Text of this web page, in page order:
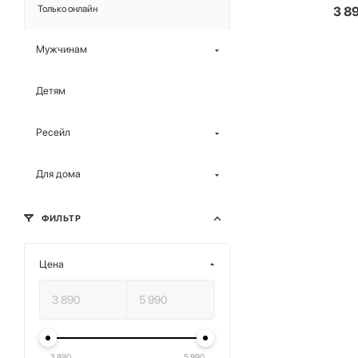
3
Только онлайн
Мужчинам
Детям
Ресейл
Для дома
ФИЛЬТР
Цена